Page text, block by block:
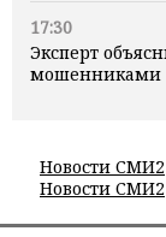
17:30
Эксперт
мошенниками
Новости СМИ2
Новости СМИ2